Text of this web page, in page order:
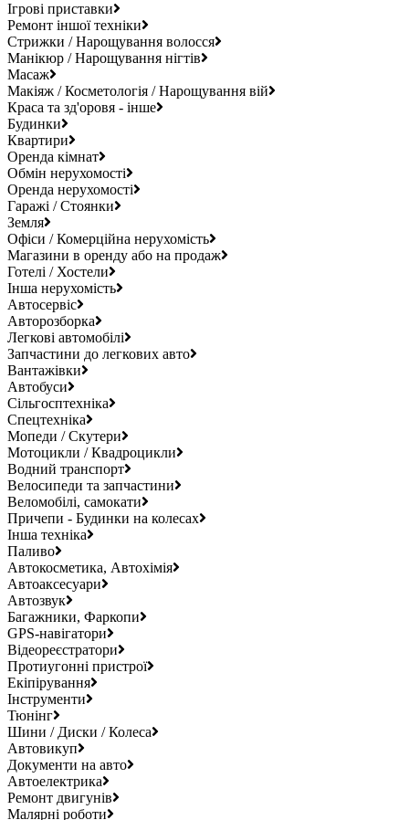
Ігрові приставки
Ремонт іншої техніки
Стрижки / Нарощування волосся
Манікюр / Нарощування нігтів
Масаж
Макіяж / Косметологія / Нарощування вій
Краса та зд'оровя - інше
Будинки
Квартири
Оренда кімнат
Обмін нерухомості
Оренда нерухомості
Гаражі / Стоянки
Земля
Офіси / Комерційна нерухомість
Магазини в оренду або на продаж
Готелі / Хостели
Інша нерухомість
Автосервіс
Авторозборка
Легкові автомобілі
Запчастини до легкових авто
Вантажівки
Автобуси
Сільгосптехніка
Спецтехніка
Мопеди / Скутери
Мотоцикли / Квадроцикли
Водний транспорт
Велосипеди та запчастини
Веломобілі, самокати
Причепи - Будинки на колесах
Інша техніка
Паливо
Автокосметика, Автохімія
Автоаксесуари
Автозвук
Багажники, Фаркопи
GPS-навігатори
Відеореєстратори
Протиугонні пристрої
Екіпірування
Інструменти
Тюнінг
Шини / Диски / Колеса
Автовикуп
Документи на авто
Автоелектрика
Ремонт двигунів
Малярні роботи